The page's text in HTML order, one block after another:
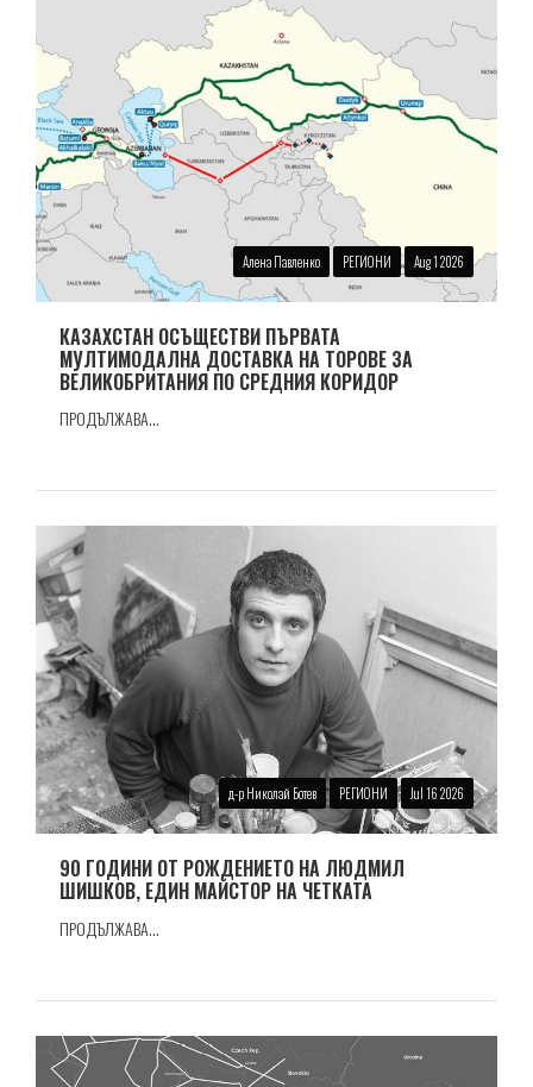
Алена Павленко РЕГИОНИ Aug 1 2026
КАЗАХСТАН ОСЪЩЕСТВИ ПЪРВАТА
МУЛТИМОДАЛНА ДОСТАВКА НА ТОРОВЕ ЗА
ВЕЛИКОБРИТАНИЯ ПО СРЕДНИЯ КОРИДОР
ПРОДЪЛЖАВА...
д-р Николай Ботев РЕГИОНИ Jul 16 2026
90 ГОДИНИ ОТ РОЖДЕНИЕТО НА ЛЮДМИЛ
ШИШКОВ, ЕДИН МАЙСТОР НА ЧЕТКАТА
ПРОДЪЛЖАВА...